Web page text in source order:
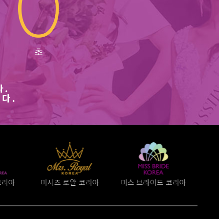
.
.
아 미스 브라이드 코리아 선덕여왕 선발대회